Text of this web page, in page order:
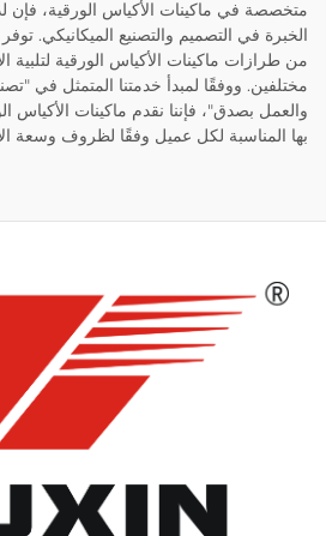
من طرازات ماكينات الأكياس الورقية لتلبية
مختلفين. ووفقًا لمبدأ خدمتنا المتمثل في
والعمل بصدق"، فإننا نقدم ماكينات الأكياس
بها المناسبة لكل عميل وفقًا لظروف وسعة